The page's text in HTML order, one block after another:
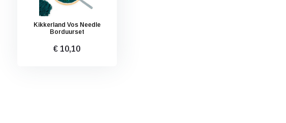
Kikkerland Vos Needle
Borduurset
€ 10,10